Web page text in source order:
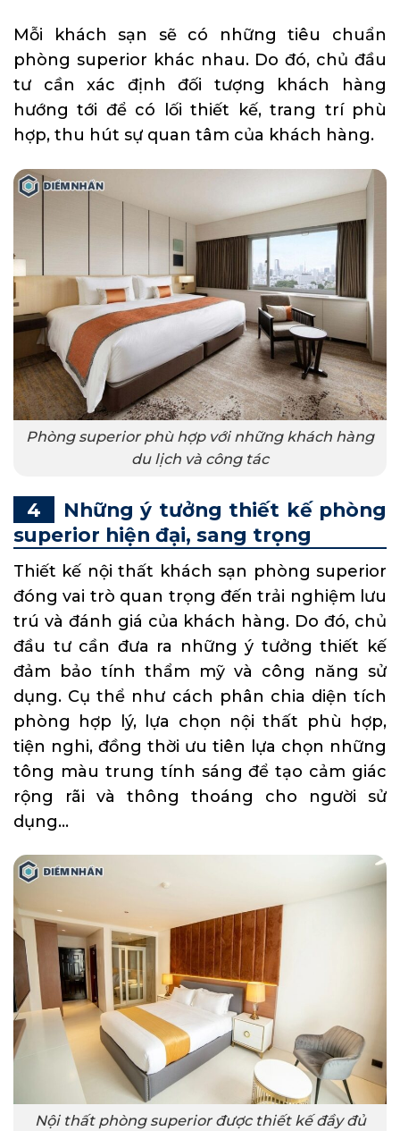
Mỗi khách sạn sẽ có những tiêu chuẩn
phòng superior khác nhau. Do đó, chủ đầu
tư cần xác định đối tượng khách hàng
hướng tới để có lối thiết kế, trang trí phù
hợp, thu hút sự quan tâm của khách hàng.
Phòng superior phù hợp với những khách hàng
du lịch và công tác
Những ý tưởng thiết kế phòng
superior hiện đại, sang trọng
Thiết kế nội thất khách sạn phòng superior
đóng vai trò quan trọng đến trải nghiệm lưu
trú và đánh giá của khách hàng. Do đó, chủ
đầu tư cần đưa ra những ý tưởng thiết kế
đảm bảo tính thẩm mỹ và công năng sử
dụng. Cụ thể như cách phân chia diện tích
phòng hợp lý, lựa chọn nội thất phù hợp,
tiện nghi, đồng thời ưu tiên lựa chọn những
tông màu trung tính sáng để tạo cảm giác
rộng rãi và thông thoáng cho người sử
dụng…
Nội thất phòng superior được thiết kế đầy đủ